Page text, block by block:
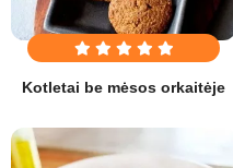
Kotletai be mėsos orkaitėje